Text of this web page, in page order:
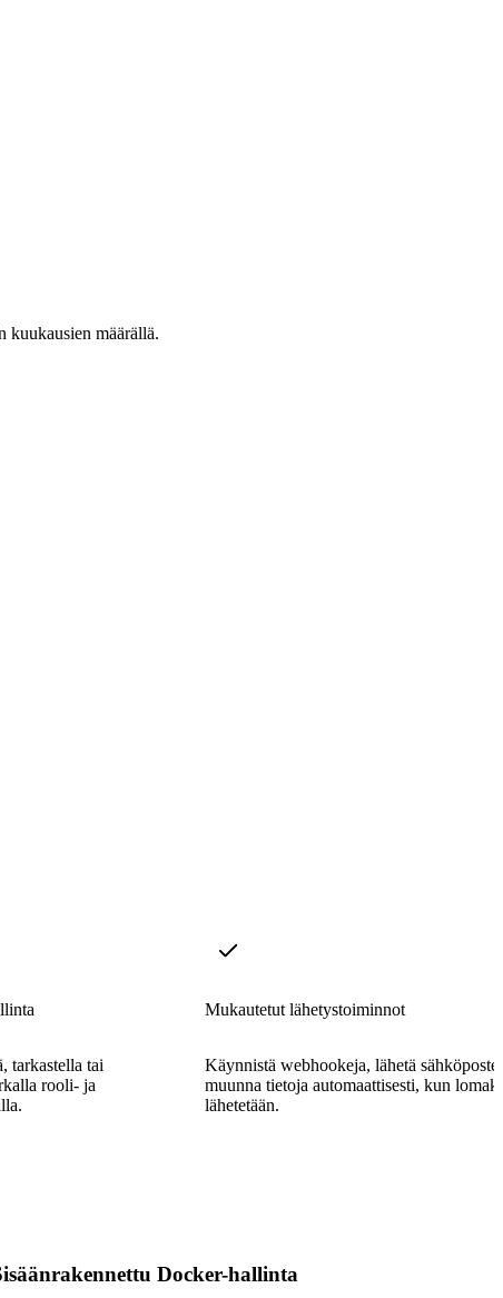
kuukausien määrällä.
tarkastella tai
rooli- ja
Mukautetut lähetystoiminnot
Käynnistä webhookeja, lähetä
muunna tietoja automaattisesti, kun
lähetetään.
Docker-hallinta